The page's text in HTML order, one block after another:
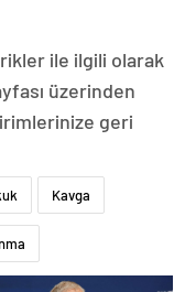
ile ilgili olarak
üzerinden
geri
Kavga